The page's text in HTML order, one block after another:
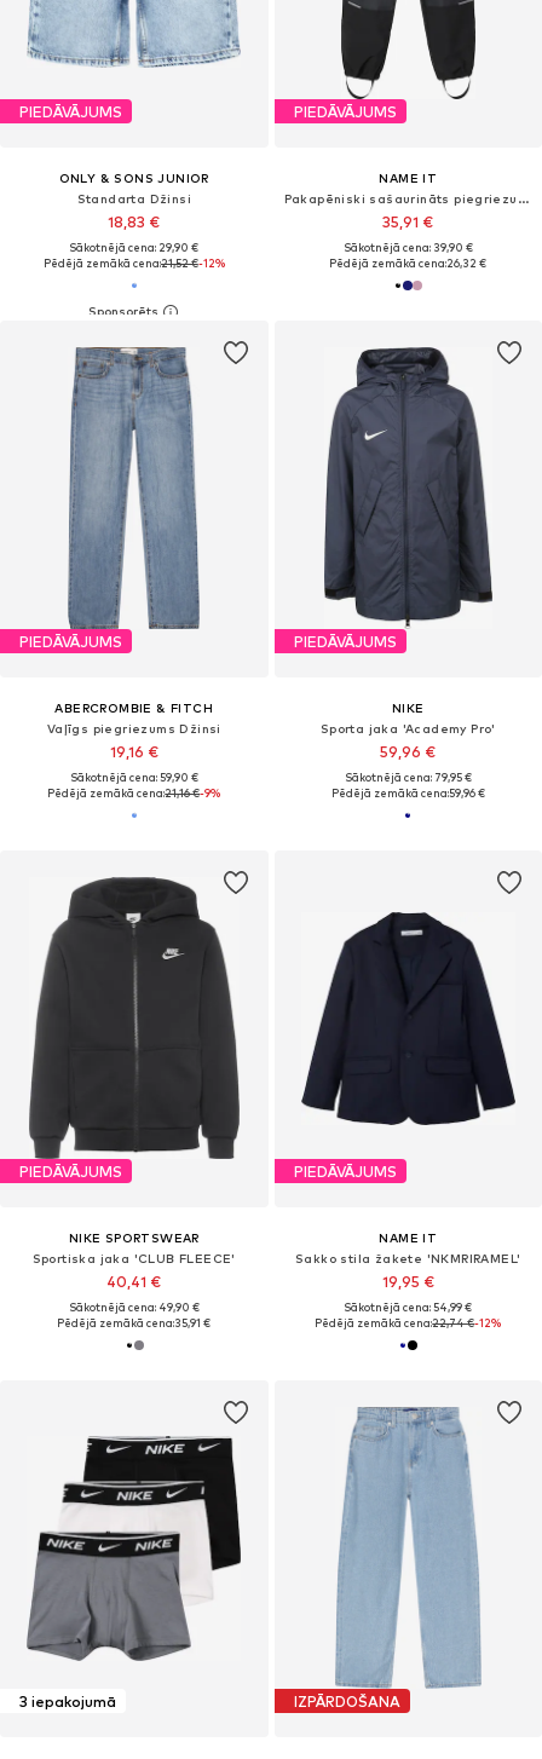
PIEDĀVĀJUMS
ONLY & SONS JUNIOR
Standarta Džinsi
18,83 €
Sākotnējā cena: 29,90 €
Pēdējā zemākā cena:21,52 €-12%
PIEDĀVĀJUMS
NAME IT
Pakapēniski sašaurināts piegriezums Funkcionālas bikses 'NKNAlfa'
35,91 €
Sākotnējā cena: 39,90 €
Pēdējā zemākā cena:26,32 €
PIEDĀVĀJUMS
ABERCROMBIE & FITCH
Vaļīgs piegriezums Džinsi
19,16 €
Sākotnējā cena: 59,90 €
Pēdējā zemākā cena:21,16 €-9%
PIEDĀVĀJUMS
NIKE
Sporta jaka 'Academy Pro'
59,96 €
Sākotnējā cena: 79,95 €
Pēdējā zemākā cena:59,96 €
PIEDĀVĀJUMS
NIKE SPORTSWEAR
Sportiska jaka 'CLUB FLEECE'
40,41 €
Sākotnējā cena: 49,90 €
Pēdējā zemākā cena:35,91 €
PIEDĀVĀJUMS
NAME IT
Sakko stila žakete 'NKMRIRAMEL'
19,95 €
Sākotnējā cena: 54,99 €
Pēdējā zemākā cena:22,74 €-12%
3 iepakojumā IZPĀRDOŠANA